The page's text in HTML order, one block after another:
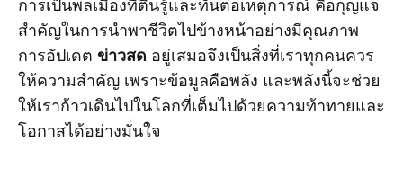
สำคัญในการนำพาชีวิตไปข้างหน้าอย่างมีคุณภาพ
การอัปเดต ข่าวสด อยู่เสมอจึงเป็นสิ่งที่เราทุกคนควร
ให้ความสำคัญ เพราะข้อมูลคือพลัง และพลังนี้จะช่วย
ให้เราก้าวเดินไปในโลกที่เต็มไปด้วยความท้าทายและ
โอกาสได้อย่างมั่นใจ